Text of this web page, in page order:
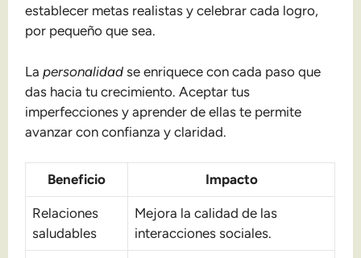
establecer metas realistas y celebrar cada logro,
por pequeño que sea.
Lapersonalidad se enriquece con cada paso que
das hacia tu crecimiento. Aceptar tus
imperfecciones y aprender de ellas te permite
avanzar con confianza y claridad.
Beneficio Impacto
Relaciones
saludables
Mejora la calidad de las
interacciones sociales.